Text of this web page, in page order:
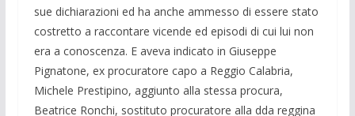
sue dichiarazioni ed ha anche ammesso di essere stato
costretto a raccontare vicende ed episodi di cui lui non
era a conoscenza. E aveva indi­cato in Giuseppe
Pignatone, ex procura­tore capo a Reggio Calabria,
Michele Prestipino, aggiunto alla stessa procura,
Beatrice Ronchi, sostituto procuratore alla dda reggina